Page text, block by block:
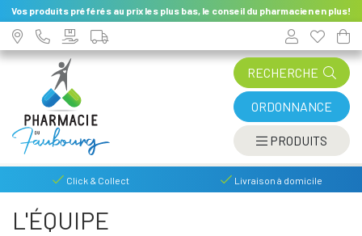
Vos produits préférés au prix les plus bas, le conseil du pharmacien en plus!
RECHERCHE
ORDONNANCE
PRODUITS
Click & Collect Livraison à domicile
L'ÉQUIPE